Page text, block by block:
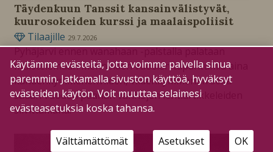
Täydenkuun Tanssit kansainvälistyvät,
kuurosokeiden kurssi ja maalaispoliisit
Tilaajille 29.7.2026
Pyhäjärvi ennen wanahaan -palstalla palataan
muistelemaan menneiden vuosien tapahtumia aina
kahdenkymmenenviiden, viidenkymmenen sekä
sadan vuoden päähän vanhojen lehtiartikkeleiden
siivittämänä.
Käytämme evästeitä, jotta voimme palvella sinua
paremmin. Jatkamalla sivuston käyttöä, hyväksyt
evästeiden käytön. Voit muuttaa selaimesi
evästeasetuksia koska tahansa.
Välttämättömät Asetukset OK